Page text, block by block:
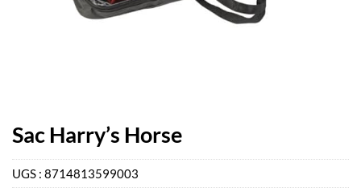
Sac Harry’s Horse
UGS : 8714813599003